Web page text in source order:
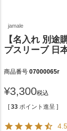
jamale
【名入れ 別途
プスリーブ 日
商品番号 07000065r
¥3,300税込
[ 33 ポイント進呈 ]